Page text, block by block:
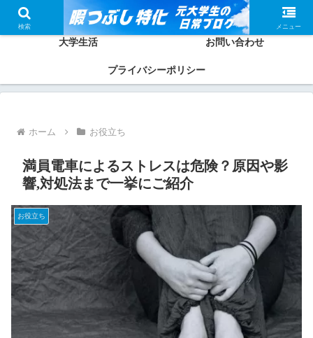
ホーム かしわってどんな人？
大学生活 お問い合わせ
プライバシーポリシー
ホーム お役立ち
満員電車によるストレスは危険？原因や影
響,対処法まで一挙にご紹介
お役立ち
検索 メニュー